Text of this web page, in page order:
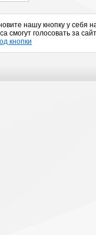
нашу кнопку у себя
смогут голосовать за
кнопки